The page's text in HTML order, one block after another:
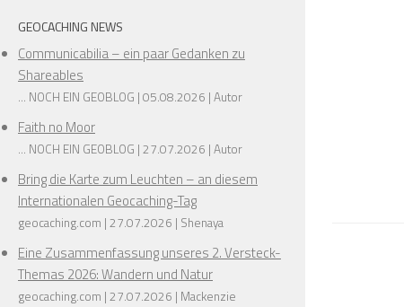
GEOCACHING NEWS
Communicabilia – ein paar Gedanken zu
Shareables
... NOCH EIN GEOBLOG 05.08.2026 Autor
Faith no Moor
... NOCH EIN GEOBLOG 27.07.2026 Autor
Bring die Karte zum Leuchten – an diesem
Internationalen Geocaching-Tag
geocaching.com 27.07.2026 Shenaya
Eine Zusammenfassung unseres 2. Versteck-
Themas 2026: Wandern und Natur
geocaching.com 27.07.2026 Mackenzie